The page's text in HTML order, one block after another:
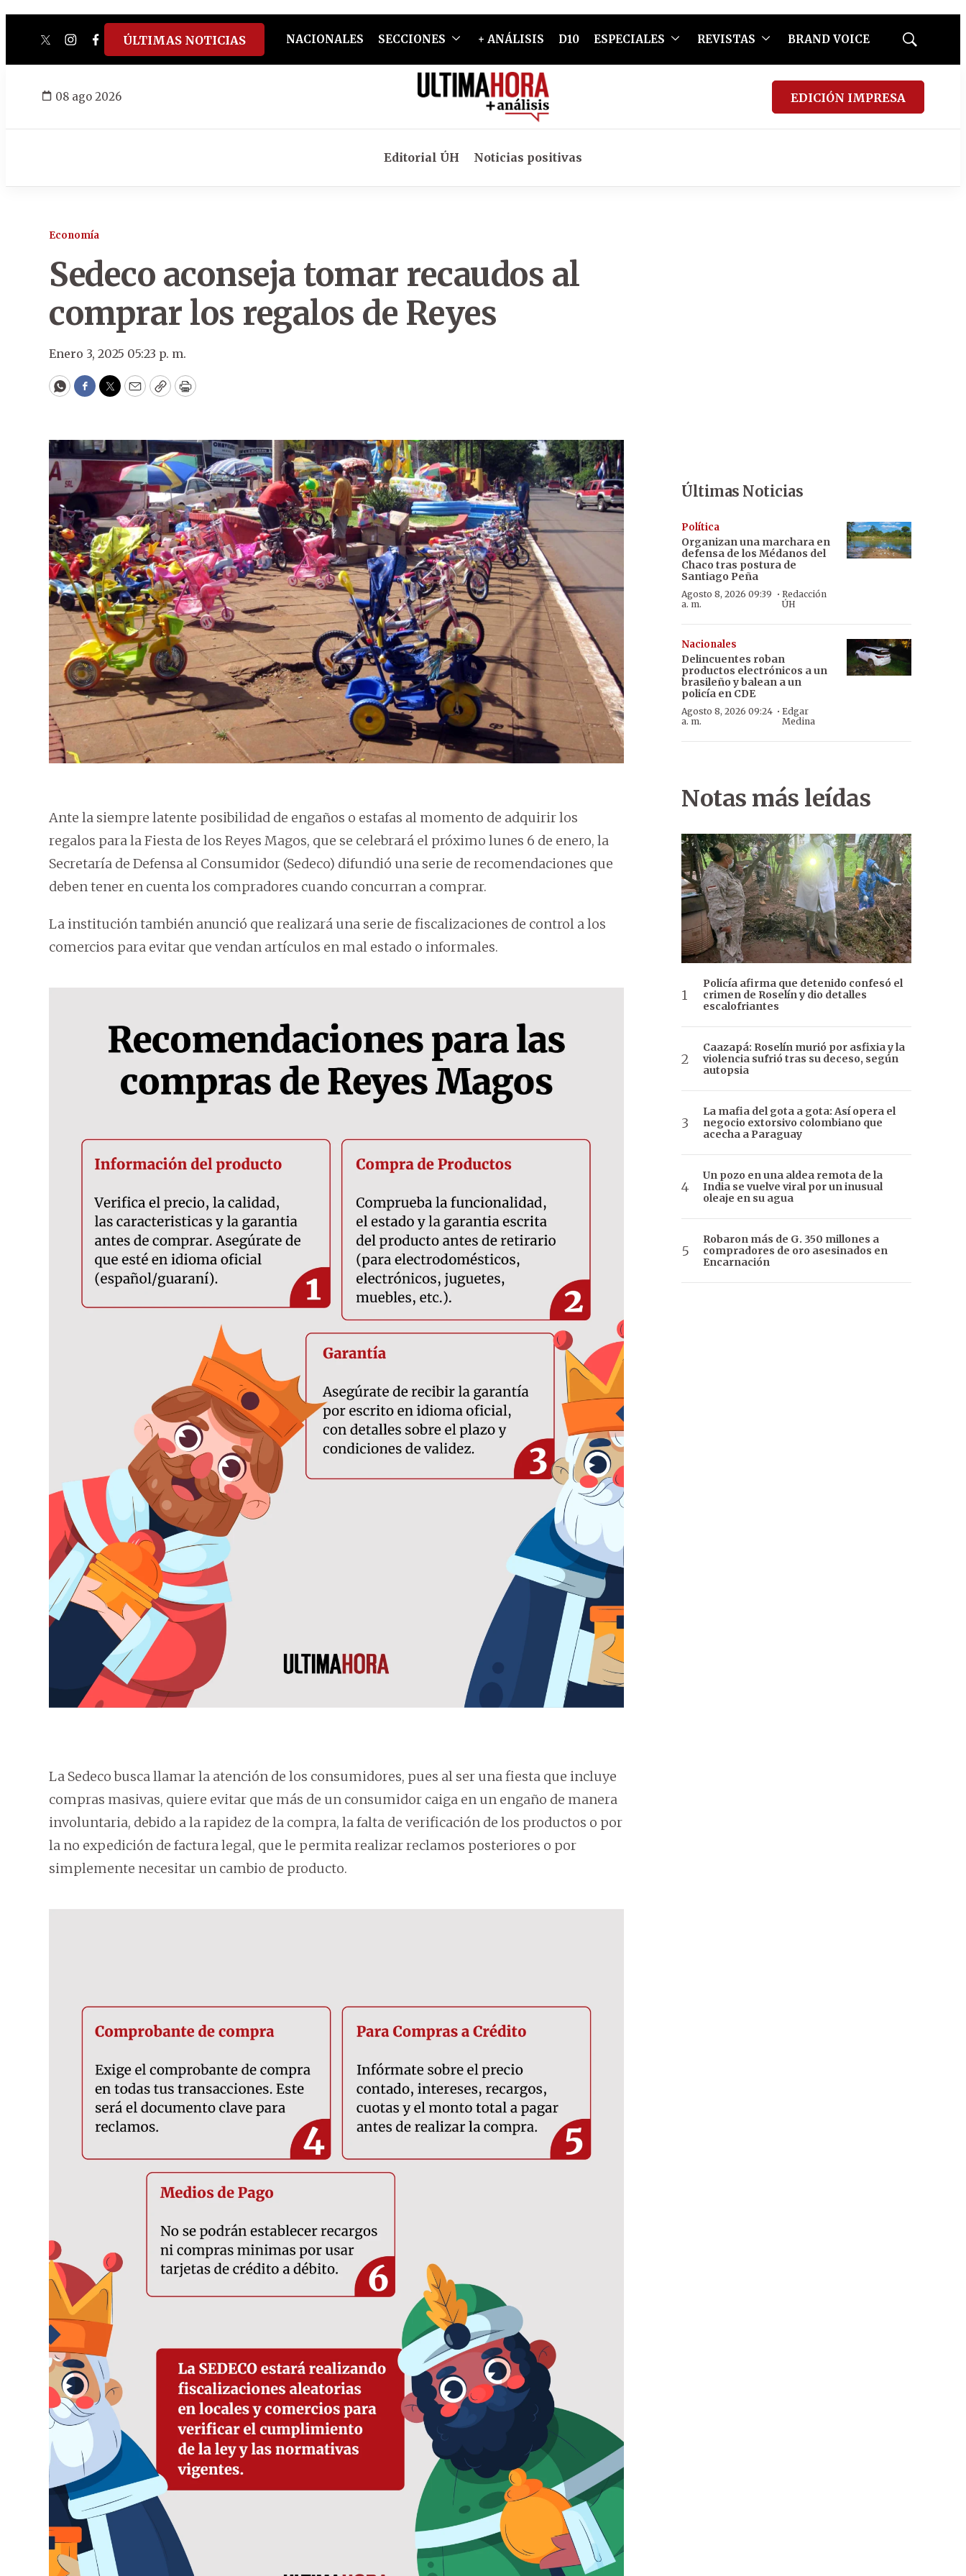
twitterinstagram
facebook
tiktokyoutube
spotify
ÚLTIMAS NOTICIAS NACIONALES SECCIONES + ANÁLISIS D10 ESPECIALES REVISTAS BRAND VOICE
Mostrar
08 ago 2026 EDICIÓN IMPRESA
Editorial ÚH Noticias positivas
Economía
Sedeco aconseja tomar recaudos al
comprar los regalos de Reyes
Enero 3, 2025 05:23 p. m.
WhatsApp
Facebook
Twitter
EmailCopyPrint
Ante la siempre latente posibilidad de engaños o estafas al momento de adquirir los
regalos para la Fiesta de los Reyes Magos, que se celebrará el próximo lunes 6 de enero, la
Secretaría de Defensa al Consumidor (Sedeco) difundió una serie de recomendaciones que
deben tener en cuenta los compradores cuando concurran a comprar.
La institución también anunció que realizará una serie de fiscalizaciones de control a los
comercios para evitar que vendan artículos en mal estado o informales.
La Sedeco busca llamar la atención de los consumidores, pues al ser una fiesta que incluye
compras masivas, quiere evitar que más de un consumidor caiga en un engaño de manera
involuntaria, debido a la rapidez de la compra, la falta de verificación de los productos o por
la no expedición de factura legal, que le permita realizar reclamos posteriores o por
simplemente necesitar un cambio de producto.
Últimas Noticias
Política
Organizan una marchara en
defensa de los Médanos del
Chaco tras postura de
Santiago Peña
Agosto 8, 2026 09:39
a. m.
·Redacción
ÚH
Nacionales
Delincuentes roban
productos electrónicos a un
brasileño y balean a un
policía en CDE
Agosto 8, 2026 09:24
a. m.
· Edgar
Medina
Notas más leídas
Policía afirma que detenido confesó el
crimen de Roselín y dio detalles
escalofriantes
Caazapá: Roselín murió por asfixia y la
violencia sufrió tras su deceso, según
autopsia
La mafia del gota a gota: Así opera el
negocio extorsivo colombiano que
acecha a Paraguay
Un pozo en una aldea remota de la
India se vuelve viral por un inusual
oleaje en su agua
Robaron más de G. 350 millones a
compradores de oro asesinados en
Encarnación